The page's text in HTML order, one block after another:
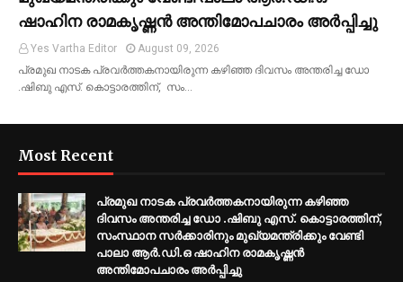
ഷാഹിന രാമകൃഷ്ണൻ അന്തിമോപചാരം അർപ്പിച്ചു
Yes Vartha Editor
August 09, 2026
പ്രമുഖ നാടക പ്രവർത്തകനായിരുന്ന കഴിഞ്ഞ ദിവസം അന്തരിച്ച ഡോ
.ഷിബു എസ്. കൊട്ടാരത്തിന്, സം…
Most Recent
പ്രമുഖ നാടക പ്രവർത്തകനായിരുന്ന കഴിഞ്ഞ
ദിവസം അന്തരിച്ച ഡോ .ഷിബു എസ്. കൊട്ടാരത്തിന്,
സംസ്ഥാന സർക്കാരിനും മുഖ്യമന്ത്രിക്കും വേണ്ടി
പാലാ ആർ.ഡി.ഒ ഷാഹിന രാമകൃഷ്ണൻ
അന്തിമോപചാരം അർപ്പിച്ചു